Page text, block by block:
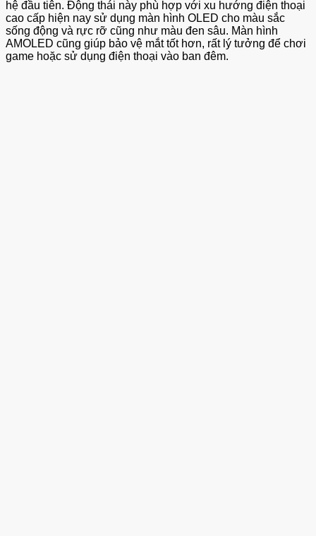
hệ đầu tiên. Động thái này phù hợp với xu hướng điện thoại
cao cấp hiện nay sử dụng màn hình OLED cho màu sắc
sống động và rực rỡ cũng như màu đen sâu. Màn hình
AMOLED cũng giúp bảo vệ mắt tốt hơn, rất lý tưởng để chơi
game hoặc sử dụng điện thoại vào ban đêm.